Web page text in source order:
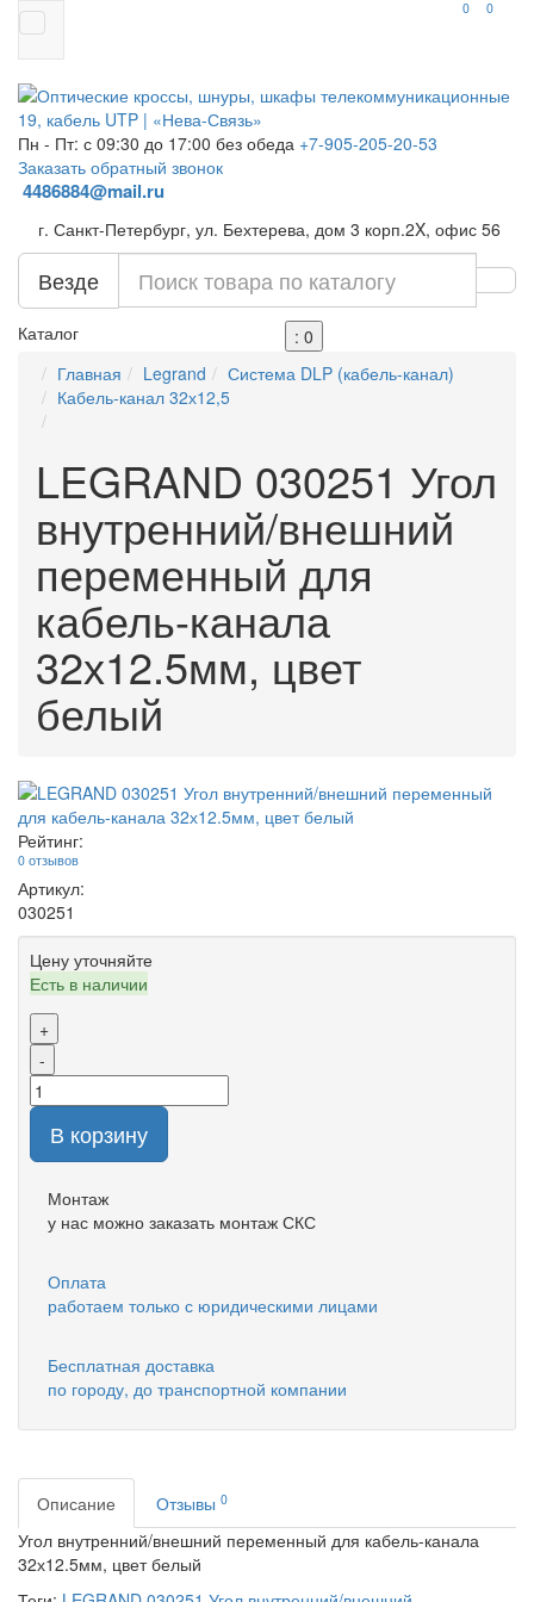
0 0
Пн - Пт: с 09:30 до 17:00 без обеда +7-905-205-20-53
Заказать обратный звонок
4486884@mail.ru
г. Санкт-Петербург, ул. Бехтерева, дом 3 корп.2X, офис 56
Везде
Каталог
: 0
Главная
Legrand
Система DLP (кабель-канал)
Кабель-канал 32х12,5
LEGRAND 030251 Угол
внутренний/внешний
переменный для
кабель-канала
32х12.5мм, цвет
белый
Рейтинг:
0 отзывов
Артикул:
030251
Цену уточняйте
Есть в наличии
+
-
В корзину
Монтаж
у нас можно заказать монтаж СКС
Оплата
работаем только с юридическими лицами
Бесплатная доставка
по городу, до транспортной компании
Описание Отзывы 0
Угол внутренний/внешний переменный для кабель-канала
32х12.5мм, цвет белый